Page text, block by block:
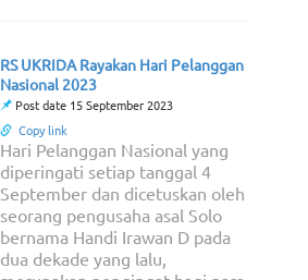
RS UKRIDA Rayakan Hari Pelanggan
Nasional 2023
Post date 15 September 2023
Copy link
Hari Pelanggan Nasional yang
diperingati setiap tanggal 4
September dan dicetuskan oleh
seorang pengusaha asal Solo
bernama Handi Irawan D pada
dua dekade yang lalu,